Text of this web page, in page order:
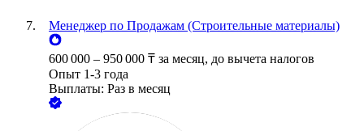
Менеджер по Продажам (Строительные материалы)
600 000 – 950 000 ₸ за месяц, до вычета налогов
Опыт 1-3 года
Выплаты: Раз в месяц